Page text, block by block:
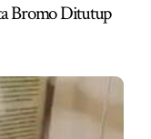
Bromo Ditutup